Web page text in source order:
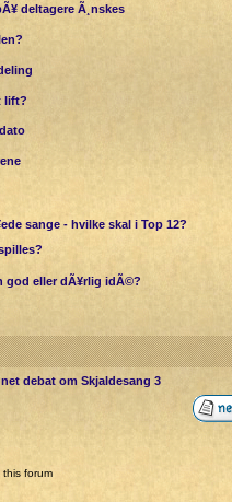
deltagere Ã¸nskes
lift?
sange - hvilke skal i Top 12?
god eller dÃ¥rlig idÃ©?
debat om Skjaldesang 3
forum